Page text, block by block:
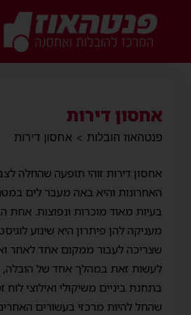
אחסון דירות
פנטהאוז הובלות > אחסון דירות
אחסון דירות זוהי תופעה שהחלה
האחרונות והיא באה מעבר לים
בעיות מאוד מוכרות ונפוצות. אחת
מעניקה להן פיתרון היא שינוע
שצריכה לעבור ממקום אחד לאחר
לעשות זאת במהלך אחד של הובלה,
בתחנת ביניים משיקולי ואילוצי
שהחל להיות מרכזי בעשורים